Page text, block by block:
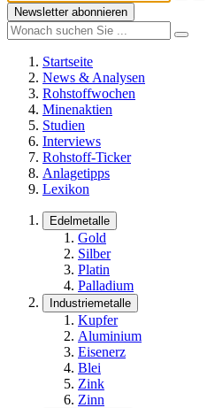
Newsletter abonnieren
Startseite
News & Analysen
Rohstoffwochen
Minenaktien
Studien
Interviews
Rohstoff-Ticker
Anlagetipps
Lexikon
Edelmetalle
Gold
Silber
Platin
Palladium
Industriemetalle
Kupfer
Aluminium
Eisenerz
Blei
Zink
Zinn